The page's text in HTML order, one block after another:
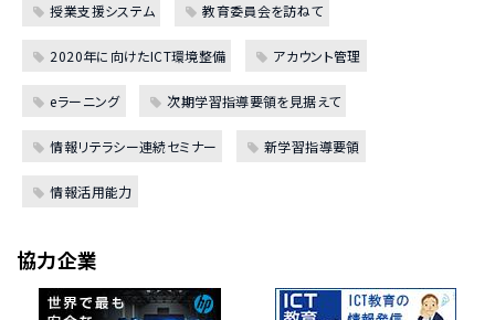
授業支援システム 教育委員会を訪ねて
2020年に向けたICT環境整備 アカウント管理
eラーニング 次期学習指導要領を見据えて
情報リテラシー連続セミナー 新学習指導要領
情報活用能力
協力企業